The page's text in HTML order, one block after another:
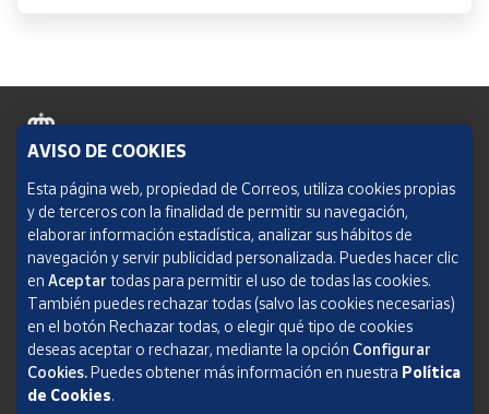
Política de cookies
Aviso legal
Condiciones del servicio
Política de Privacidad Web
Informe de transparencia
SOCIEDAD ESTATAL CORREOS Y TELÉGRAFOS, S.A., S.M.E. Todos los derechos
AVISO DE COOKIES
Esta página web, propiedad de Correos, utiliza cookies propias
y de terceros con la finalidad de permitir su navegación,
elaborar información estadística, analizar sus hábitos de
navegación y servir publicidad personalizada. Puedes hacer clic
en Aceptar todas para permitir el uso de todas las cookies.
También puedes rechazar todas (salvo las cookies necesarias)
en el botón Rechazar todas, o elegir qué tipo de cookies
deseas aceptar o rechazar, mediante la opción Configurar
Cookies.Puedes obtener más información en nuestra Política
de Cookies.